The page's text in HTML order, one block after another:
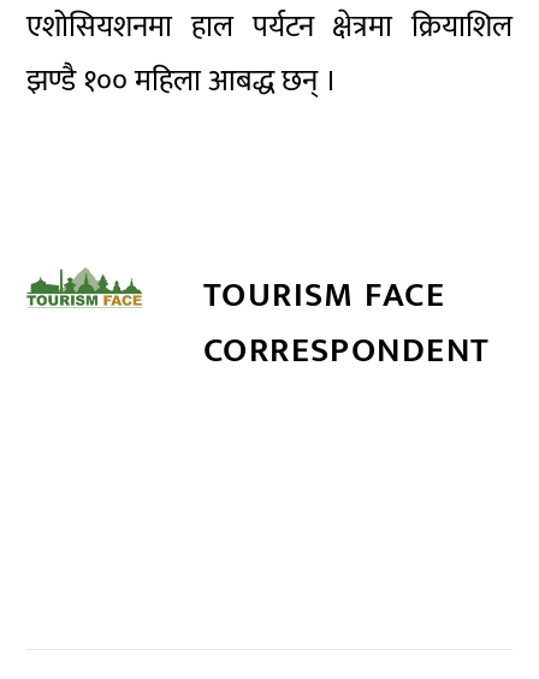
एशोसियशनमा हाल पर्यटन क्षेत्रमा क्रियाशिल
झण्डै १०० महिला आबद्ध छन् ।
TOURISM FACE
CORRESPONDENT